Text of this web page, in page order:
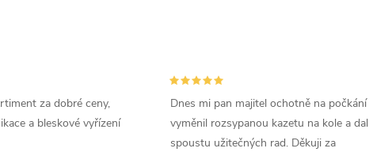
za dobré ceny,
a bleskové vyřízení
Dnes mi pan majitel ochotně na počkání
vyměnil rozsypanou kazetu na kole a dal
spoustu užitečných rad. Děkuji za